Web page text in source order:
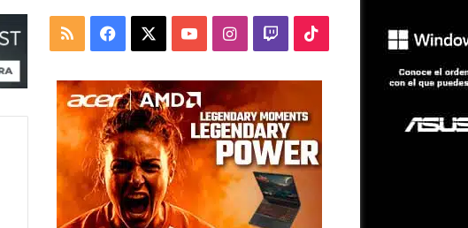
RSS Facebook YouTubeInstagram
TwitchTikTok